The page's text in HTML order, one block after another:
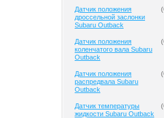
Датчик положения
дроссельной заслонки
Subaru Outback
(
Датчик положения
коленчатого вала Subaru
Outback
(
Датчик положения
распредвала Subaru
Outback
(
Датчик температуры
жидкости Subaru Outback
(